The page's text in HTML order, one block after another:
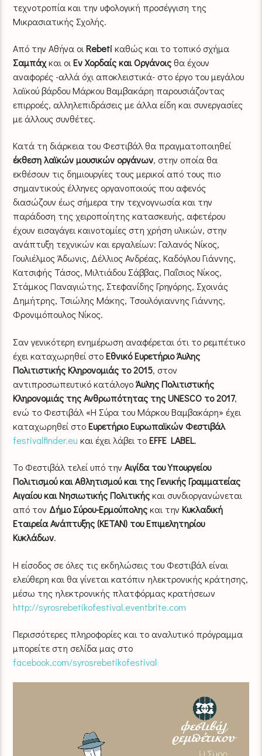
τεχνοτροπία και την υφολογική προσέγγιση της
Μικρασιατικής Σχολής.
Από την Αθήνα οιRebetiκαθώς και το τοπικό σχήμα
Σαμπάχκαι οι Εν Χορδαίς και Οργάνοιςθα έχουν
αναφορές -αλλά όχι αποκλειστικά- στο έργο του μεγάλου
λαϊκού βάρδου Μάρκου Βαμβακάρη παρουσιάζοντας
επιρροές, αλληλεπιδράσεις με άλλα είδη και συνεργασίες
με άλλους συνθέτες.
Κατά τη διάρκεια του Φεστιβάλ θα πραγματοποιηθεί
έκθεση λαϊκών μουσικών οργάνων, στην οποία θα
εκθέσουν τις δημιουργίες τους μερικοί από τους πιο
σημαντικούς έλληνες οργανοποιούς που αφενός
διασώζουν έως σήμερα την τεχνογνωσία και την
παράδοση της χειροποίητης κατασκευής, αφετέρου
έχουν εισαγάγει καινοτομίες στη χρήση υλικών, στην
ανάπτυξη τεχνικών και εργαλείων: Γαλανός Νίκος,
Γουλιέλμος Άδωνις, Δέλλιος Ανδρέας, Καδόγλου Γιάννης,
Κατσιφής Τάσος, Μιλτιάδου Σάββας, Παΐσιος Νίκος,
Στάμκος Παναγιώτης, Στεφανίδης Γρηγόρης, Σχοινάς
Δημήτρης, Τσιώλης Μάκης, Τσουλόγιαννης Γιάννης,
Φρονιμόπουλος Νίκος.
Σαν γενικότερη ενημέρωση αναφέρεται ότι το ρεμπέτικο
έχει καταχωρηθεί στοΕθνικό Ευρετήριο Άυλης
Πολιτιστικής Κληρονομιάς το 2015, στον
αντιπροσωπευτικό κατάλογοΆυλης Πολιτιστικής
Κληρονομιάς της Ανθρωπότητας της UNESCO το 2017,
ενώ το Φεστιβάλ «Η Σύρα του Μάρκου Βαμβακάρη» έχει
καταχωρηθεί στοΕυρετήριο Ευρωπαϊκών Φεστιβάλ
festivalfinder.eu και έχει λάβει τοEFFE LABEL.
Το Φεστιβάλ τελεί υπό την Αιγίδα του Υπουργείου
Πολιτισμού και Αθλητισμού και της Γενικής Γραμματείας
Αιγαίου και Νησιωτικής Πολιτικήςκαι συνδιοργανώνεται
από τον Δήμο Σύρου-Ερμούποληςκαι τηνΚυκλαδική
Εταιρεία Ανάπτυξης (ΚΕΤΑΝ) του Επιμελητηρίου
Κυκλάδων.
Η είσοδος σε όλες τις εκδηλώσεις του Φεστιβάλ είναι
ελεύθερη και θα γίνεται κατόπιν ηλεκτρονικής κράτησης,
μέσω της ηλεκτρονικής πλατφόρμας κρατήσεων
http://syrosrebetikofestival.eventbrite.com
Περισσότερες πληροφορίες και το αναλυτικό πρόγραμμα
μπορείτε στη σελίδα μας στο
facebook.com/syrosrebetikofestival